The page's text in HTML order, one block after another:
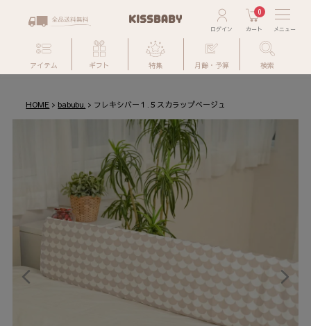
0
アイテム ギフト 特集 月齢・予算 検索
HOME babubu. フレキシバー１.５スカラップベージュ